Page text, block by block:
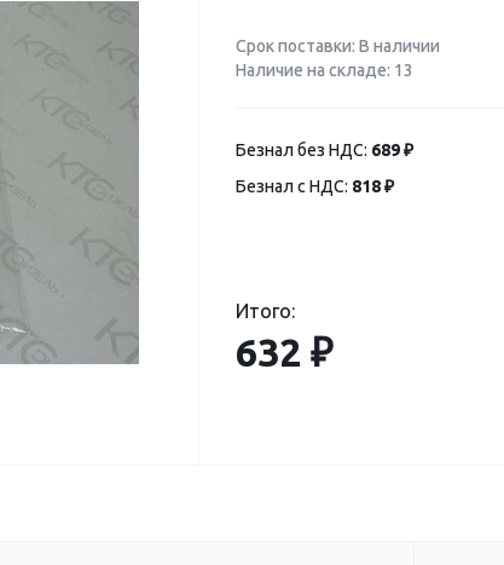
Срок поставки: В наличии
Наличие на складе: 13
Безнал без НДС: 689 ₽
Безнал с НДС: 818 ₽
Итого:
632 ₽